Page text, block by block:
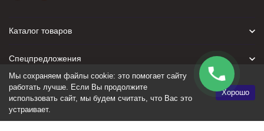
Каталог товаров
Спецпредложения
Для покупателя
Политика персональных данных
Мы сохраняем файлы cookie: это помогает сайту
работать лучше. Если Вы продолжите
использовать сайт, мы будем считать, что Вас это
устраивает.
Хорошо